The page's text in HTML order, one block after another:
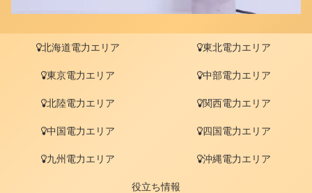
北海道電力エリア 東北電力エリア
東京電力エリア 中部電力エリア
北陸電力エリア 関西電力エリア
中国電力エリア 四国電力エリア
九州電力エリア 沖縄電力エリア
役立ち情報